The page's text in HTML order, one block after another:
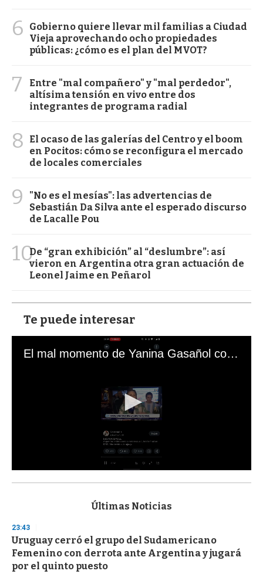
6
Gobierno quiere llevar mil familias a Ciudad
Vieja aprovechando ocho propiedades
públicas: ¿cómo es el plan del MVOT?
7
Entre "mal compañero" y "mal perdedor",
altísima tensión en vivo entre dos
integrantes de programa radial
8
El ocaso de las galerías del Centro y el boom
en Pocitos: cómo se reconfigura el mercado
de locales comerciales
9
"No es el mesías": las advertencias de
Sebastián Da Silva ante el esperado discurso
de Lacalle Pou
10De “gran exhibición” al “deslumbre”: así
vieron en Argentina otra gran actuación de
Leonel Jaime en Peñarol
Te puede interesar
El mal momento de Yanina Gasañol con un hincha argentino en "Subrayado"
s
d
s
o
f
3
Últimas Noticias
23:43
Uruguay cerró el grupo del Sudamericano
Femenino con derrota ante Argentina y jugará
por el quinto puesto